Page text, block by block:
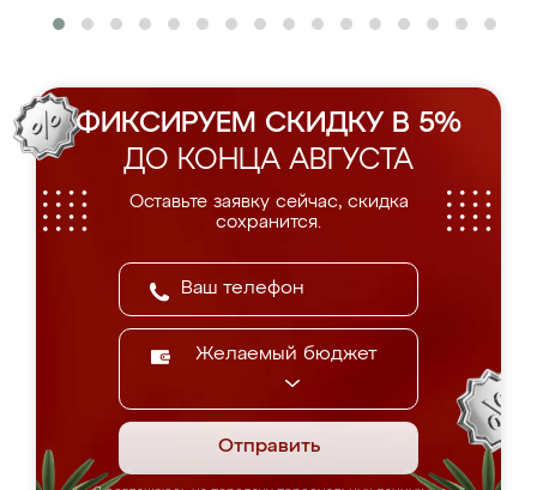
ФИКСИРУЕМ СКИДКУ В 5%
ДО КОНЦА АВГУСТА
Оставьте заявку сейчас, скидка
сохранится.
Желаемый бюджет
Отправить